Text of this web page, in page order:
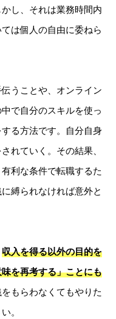
し、それは業務時間内
は個人の自由に委ねら
うことや、オンライン
で自分のスキルを使っ
る方法です。自分自身
れていく。その結果、
利な条件で転職するた
縛られなければ意外と
収入を得る以外の目的を
を再考する」ことにも
もらわなくてもやりた
。